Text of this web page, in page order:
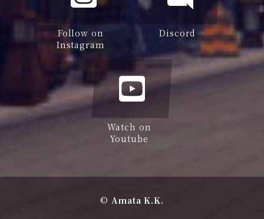
Follow on
Instagram
Discord
Watch on
Youtube
© Amata K.K.